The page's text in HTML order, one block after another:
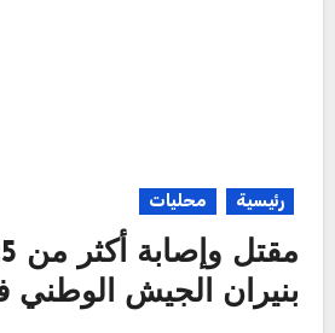
رئيسية محليات
بنيران الجيش الوطني